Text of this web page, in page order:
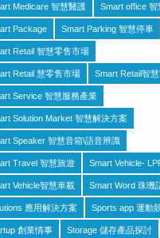
Medicare 智慧醫護 Smart office 智
Package Smart Parking 智慧停車
Retail 智慧零售市場
Retail 慧零售市場 Smart Retail智
Service 智慧服務產業
Solution Market 智慧解決方案
Speaker 智慧音箱\語音辨識
Travel 智慧旅遊 Smart Vehicle-
Vehicle智慧車載 Smart Word 珠璣
應用解決方案 Sports app 運動
創業情事 Storage 儲存產品探討